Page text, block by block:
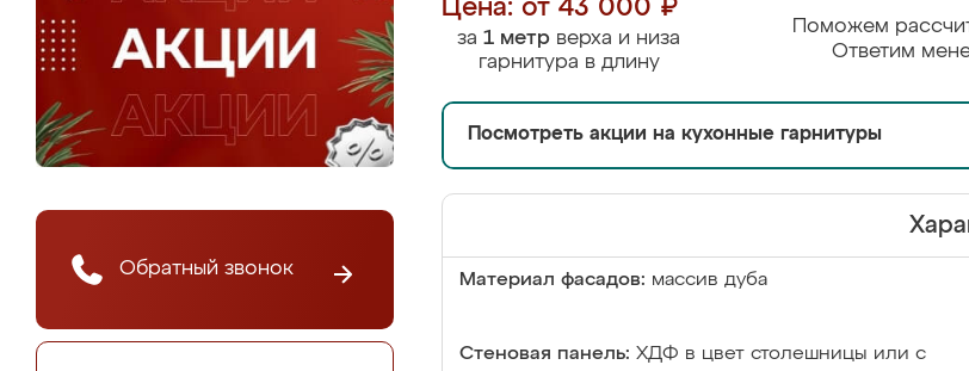
Обратный звонок
Цена: от 43 000 ₽
за 1 метр верха и низа
гарнитура в длину
Поможем
Ответим
Посмотреть акции на кухонные гарнитуры
Материал фасадов: массив дуба
Стеновая панель: ХДФ в цвет столешницы или с